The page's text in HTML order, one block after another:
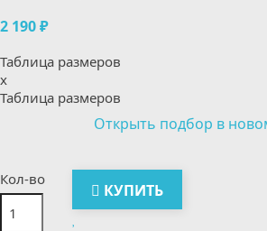
2 190 ₽
Таблица размеров
x
Таблица размеров
Открыть подбор в
Кол-во
КУПИТЬ